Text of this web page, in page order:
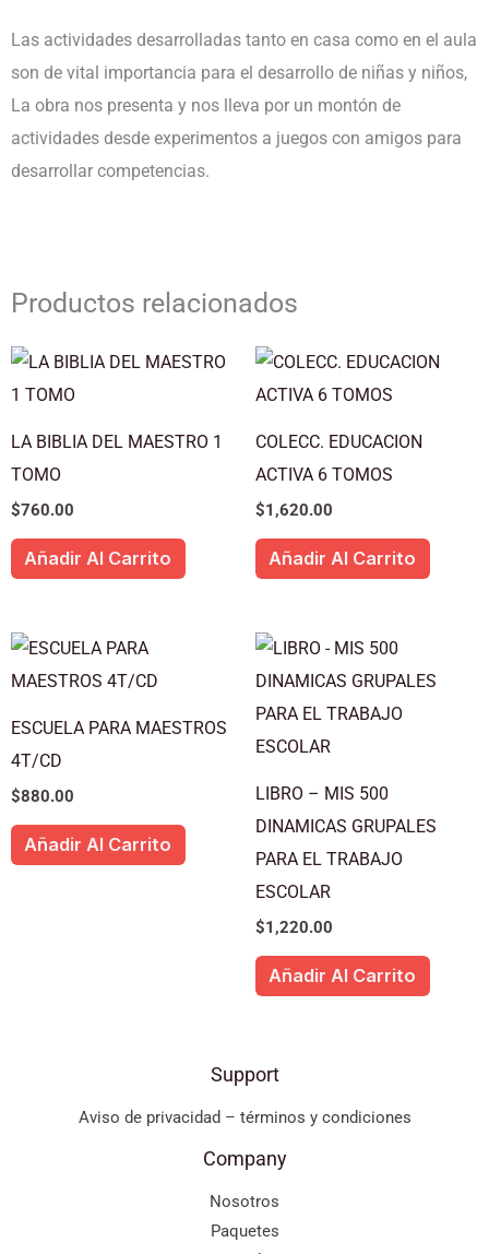
Las actividades desarrolladas tanto en casa como en el aula
son de vital importancia para el desarrollo de niñas y niños,
La obra nos presenta y nos lleva por un montón de
actividades desde experimentos a juegos con amigos para
desarrollar competencias.
Productos relacionados
LA BIBLIA DEL MAESTRO 1
TOMO
$760.00
Añadir Al Carrito
COLECC. EDUCACION
ACTIVA 6 TOMOS
$1,620.00
Añadir Al Carrito
ESCUELA PARA MAESTROS
4T/CD
$880.00
Añadir Al Carrito
LIBRO – MIS 500
DINAMICAS GRUPALES
PARA EL TRABAJO
ESCOLAR
$1,220.00
Añadir Al Carrito
Support
Aviso de privacidad – términos y condiciones
Company
Nosotros
Paquetes